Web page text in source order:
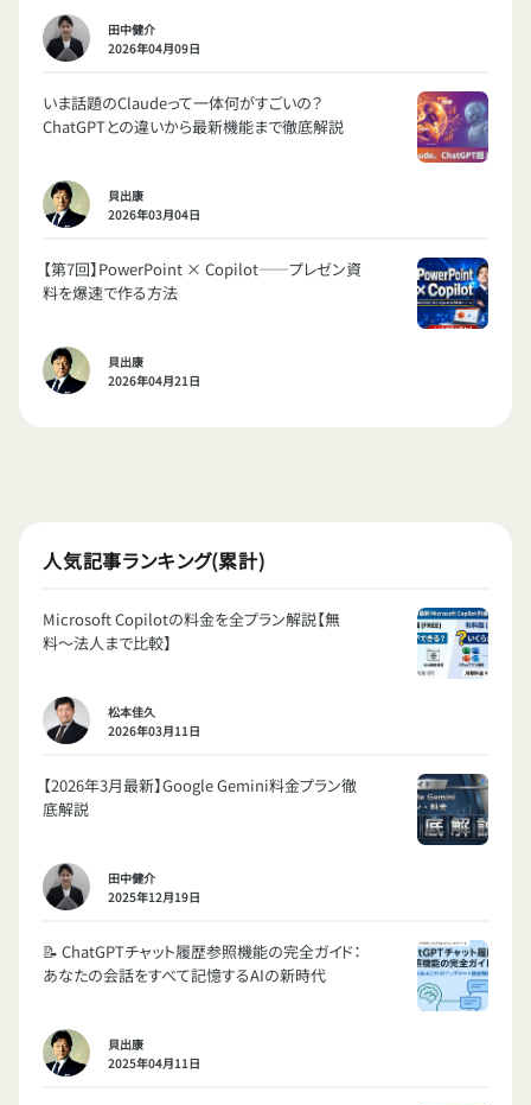
田中健介
2026年04月09日
いま話題のClaudeって一体何がすごいの？
ChatGPTとの違いから最新機能まで徹底解説
貝出康
2026年03月04日
【第7回】PowerPoint × Copilot——プレゼン資
料を爆速で作る方法
貝出康
2026年04月21日
人気記事ランキング(累計)
Microsoft Copilotの料金を全プラン解説【無
料〜法人まで比較】
松本佳久
2026年03月11日
【2026年3月最新】Google Gemini料金プラン徹
底解説
田中健介
2025年12月19日
📝 ChatGPTチャット履歴参照機能の完全ガイド：
あなたの会話をすべて記憶するAIの新時代
貝出康
2025年04月11日